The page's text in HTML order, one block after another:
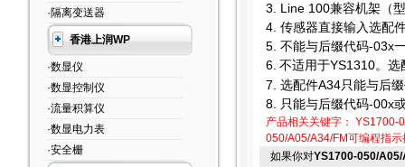
·隔离变送器
香港上润WP
·数显仪
·数显控制仪
·流量积算仪
·数显电力表
·安全栅
3. Line 100兼容机架（
4. 传感器直接输入选配
5. 不能与后缀代码-03x
6. 不适用于YS1310。
7. 选配件A34只能与后
8.
只能与后缀代码-00x
产品相关关键字： YS1700-
050/A05/A34/FM可编程指示
如果你对YS1700-050/A05/